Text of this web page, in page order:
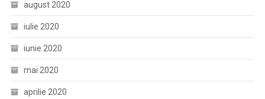
august 2020
iulie 2020
iunie 2020
mai 2020
aprilie 2020